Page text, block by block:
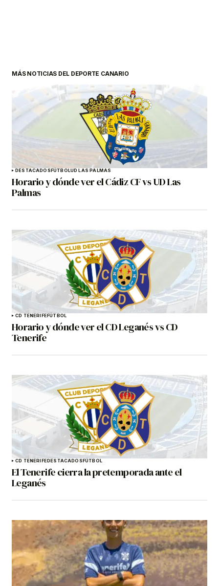
MÁS NOTICIAS DEL DEPORTE CANARIO
DESTACADOSFÚTBOLUD LAS PALMAS
Horario y dónde ver el Cádiz CF vs UD Las
Palmas
CD TENERIFEFÚTBOL
Horario y dónde ver el CD Leganés vs CD
Tenerife
CD TENERIFEDESTACADOSFÚTBOL
El Tenerife cierra la pretemporada ante el
Leganés